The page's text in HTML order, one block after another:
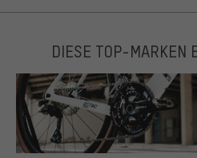
DIESE TOP-MARKEN